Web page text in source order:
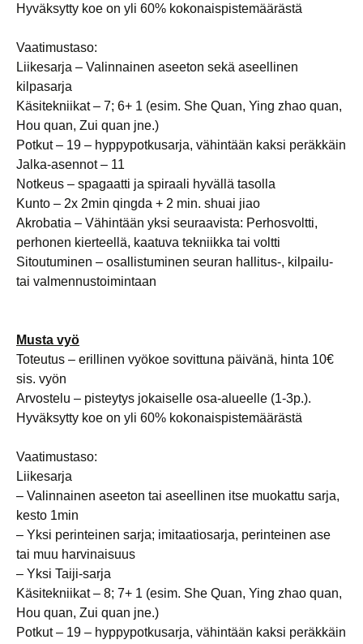
Hyväksytty koe on yli 60% kokonaispistemäärästä
Vaatimustaso:
Liikesarja – Valinnainen aseeton sekä aseellinen
kilpasarja
Käsitekniikat – 7; 6+ 1 (esim. She Quan, Ying zhao quan,
Hou quan, Zui quan jne.)
Potkut – 19 – hyppypotkusarja, vähintään kaksi peräkkäin
Jalka-asennot – 11
Notkeus – spagaatti ja spiraali hyvällä tasolla
Kunto – 2x 2min qingda + 2 min. shuai jiao
Akrobatia – Vähintään yksi seuraavista: Perhosvoltti,
perhonen kierteellä, kaatuva tekniikka tai voltti
Sitoutuminen – osallistuminen seuran hallitus-, kilpailu-
tai valmennustoimintaan
Musta vyö
Toteutus – erillinen vyökoe sovittuna päivänä, hinta 10€
sis. vyön
Arvostelu – pisteytys jokaiselle osa-alueelle (1-3p.).
Hyväksytty koe on yli 60% kokonaispistemäärästä
Vaatimustaso:
Liikesarja
– Valinnainen aseeton tai aseellinen itse muokattu sarja,
kesto 1min
– Yksi perinteinen sarja; imitaatiosarja, perinteinen ase
tai muu harvinaisuus
– Yksi Taiji-sarja
Käsitekniikat – 8; 7+ 1 (esim. She Quan, Ying zhao quan,
Hou quan, Zui quan jne.)
Potkut – 19 – hyppypotkusarja, vähintään kaksi peräkkäin